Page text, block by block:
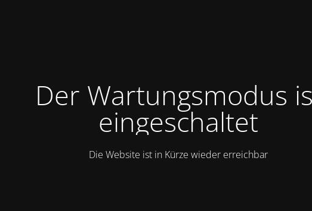
Der Wartungsmodus
eingeschaltet
Die Website ist in Kürze wieder erreichbar